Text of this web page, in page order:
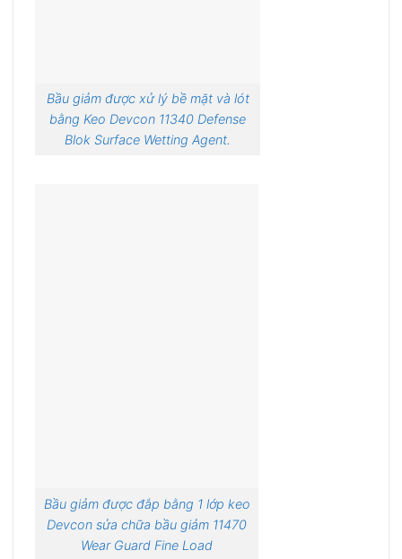
Bầu giảm được xử lý bề mặt và lót
bằng Keo Devcon 11340 Defense
Blok Surface Wetting Agent.
Bầu giảm được đắp bằng 1 lớp keo
Devcon sửa chữa bầu giảm 11470
Wear Guard Fine Load